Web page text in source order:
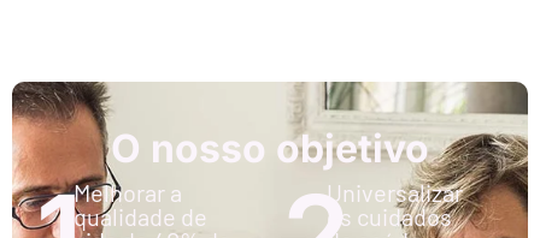
O nosso objetivo
Melhorar a
qualidade de
Universalizar
os cuidados